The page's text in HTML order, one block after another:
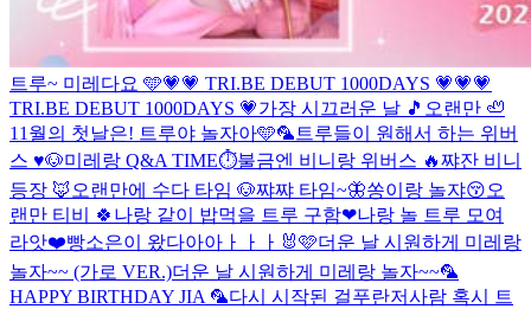
트루~ 미레다요 🩵💗💗 TRI.BE DEBUT 1000DAYS 💗💗💗
TRI.BE DEBUT 1000DAYS 💗가장 시끄러운 날 🎵 오랜만 🦥
11월의 첫날은! 트루야 놀자아🩵🦜 트루들이 원해서 하는 위버
스 ♥️🐶미레랑 Q&A TIME⏱️불금엔 비니랑 위버스 🔥쨔잔 비니
등장 🦊 오랜만에 수다 타임 🐶쨔쨔 타임~🦋쏭이랑 놀쟈😚오
랜만 티비 🍀 나랑 같이 밥먹을 트루 구함❤나랑 놀 트루 모여
라앗❤️빵소은이 왔다아아ㅏㅏㅏ🐰🩷더운 날 시원하게 미레랑
놀자~~ (가로 VER.)더운 날 시원하게 미레랑 놀자~~🦜
HAPPY BIRTHDAY JIA 🦜다시 시작된 걸푸란저사람 혹시 트